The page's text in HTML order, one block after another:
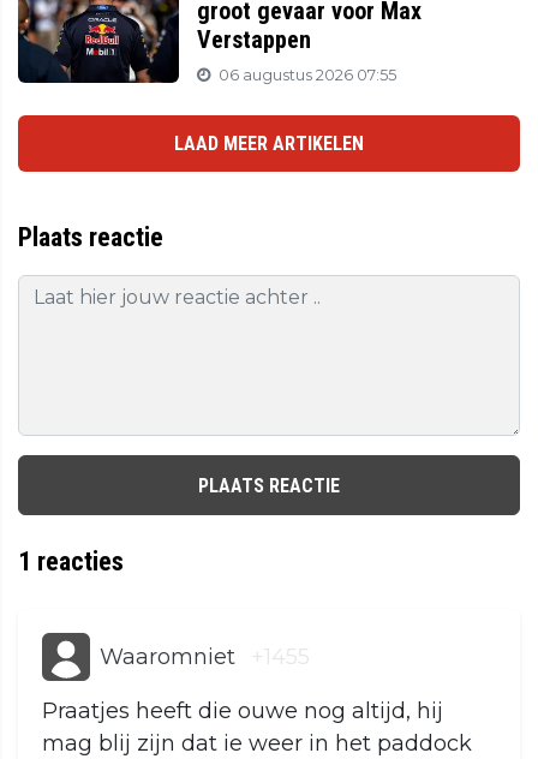
groot gevaar voor Max
Verstappen
06 augustus 2026 07:55
LAAD MEER ARTIKELEN
Plaats reactie
PLAATS REACTIE
1 reacties
Waaromniet +1455
Praatjes heeft die ouwe nog altijd, hij
mag blij zijn dat ie weer in het paddock